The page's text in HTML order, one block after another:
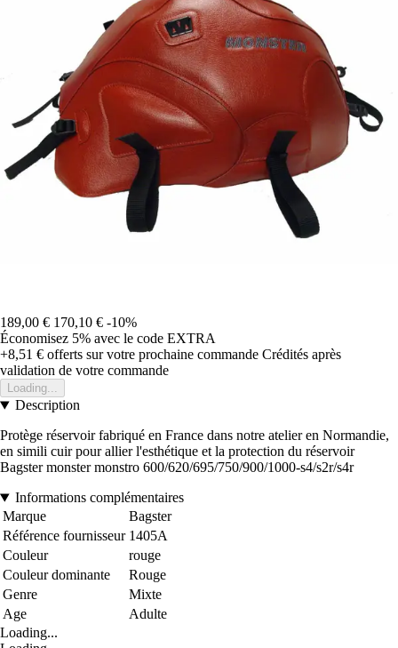
189,00 € 170,10 € -10%
Économisez 5% avec le code EXTRA
+8,51 € offerts sur votre prochaine commande Crédités après
validation de votre commande
Loading...
Description
Protège réservoir fabriqué en France dans notre atelier en Normandie,
en simili cuir pour allier l'esthétique et la protection du réservoir
Bagster monster monstro 600/620/695/750/900/1000-s4/s2r/s4r
Informations complémentaires
Marque
Bagster
Référence fournisseur 1405A
Couleur
rouge
Couleur dominante
Rouge
Genre
Mixte
Age
Adulte
Loading...